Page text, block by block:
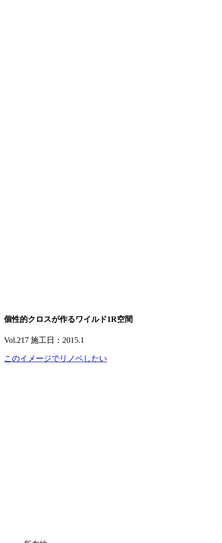
個性的クロスが作るワイルド1R空間
Vol.217 施工日：2015.1
このイメージでリノベしたい